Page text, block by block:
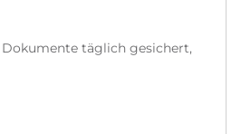
täglich gesichert,